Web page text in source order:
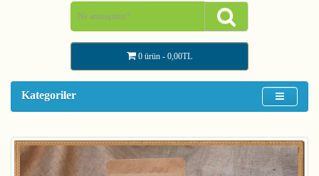
0 ürün - 0,00TL
Kategoriler